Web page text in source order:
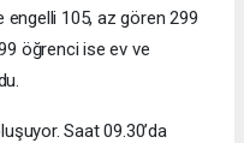
engelli 105, az gören 299
öğrenci ise ev ve
Saat 09.30’da